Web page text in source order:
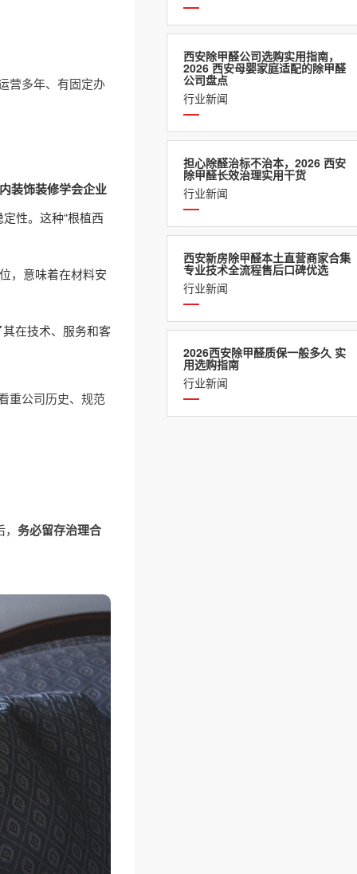
西安除甲醛公司选购实用指南，
2026 西安母婴家庭适配的除甲醛
公司盘点
行业新闻
担心除醛治标不治本，2026 西安
除甲醛长效治理实用干货
行业新闻
西安新房除甲醛本土直营商家合集
专业技术全流程售后口碑优选
行业新闻
2026西安除甲醛质保一般多久 实
用选购指南
行业新闻
营多年、有固定办
装饰装修学会企业
性。这种“根植西
，意味着在材料安
在技术、服务和客
重公司历史、规范
务必留存治理合